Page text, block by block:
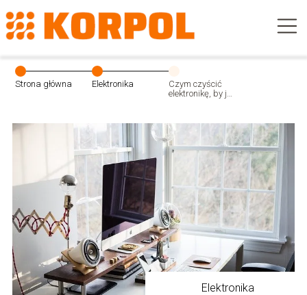
Strona główna Elektronika
Czym czyścić
elektronikę, by jej
Elektronika